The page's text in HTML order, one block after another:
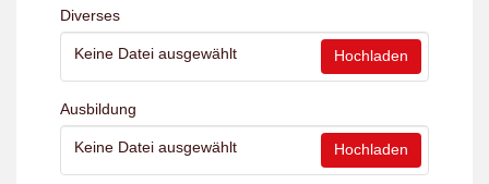
Diverses
Keine Datei ausgewählt Hochladen
Ausbildung
Keine Datei ausgewählt Hochladen